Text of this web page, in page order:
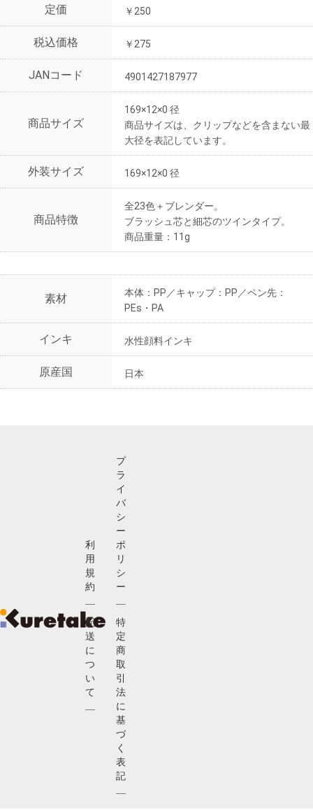
定価 ￥250
税込価格 ￥275
JANコード 4901427187977
商品サイズ
169×12×0 径
商品サイズは、クリップなどを含まない最
大径を表記しています。
外装サイズ 169×12×0 径
商品特徴
全23色＋ブレンダー。
ブラッシュ芯と細芯のツインタイプ。
商品重量：11g
素材
本体：PP／キャップ：PP／ペン先：
PEs・PA
インキ 水性顔料インキ
原産国 日本
利
用
規
約
配
送
に
つ
い
て
プ
ラ
イ
バ
シ
ー
ポ
リ
シ
ー
特
定
商
取
引
法
に
基
づ
く
表
記